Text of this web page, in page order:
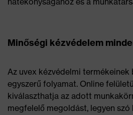
Minőségi kézvédelem
Az uvex kézvédelmi termékeinek
egyszerű folyamat. Online
kiválaszthatja az adott
megfelelő megoldást, legyen